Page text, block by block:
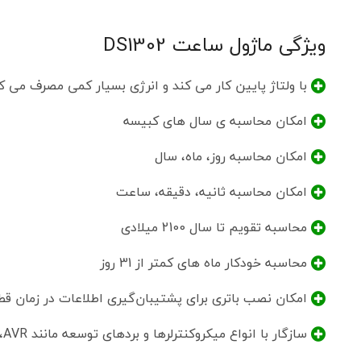
ویژگی ماژول ساعت DS1302
با ولتاژ پایین کار می کند و انرژی بسیار کمی مصرف می
امکان محاسبه ی سال های کبیسه
امکان محاسبه روز، ماه، سال
امکان محاسبه ثانیه، دقیقه، ساعت
محاسبه تقویم تا سال 2100 میلادی
محاسبه خودکار ماه های کمتر از 31 روز
امکان نصب باتری برای پشتیبان‌گیری اطلاعات در زمان
سازگار با انواع میکروکنترلرها و بردهای توسعه مانند AVR، آردوینو و …